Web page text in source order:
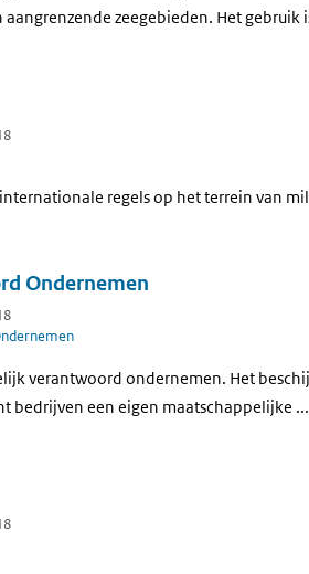
zeegebieden. Het gebruik
regels op het terrein van
Ondernemen
verantwoord ondernemen. Het
bedrijven een eigen maatschappelijke ...